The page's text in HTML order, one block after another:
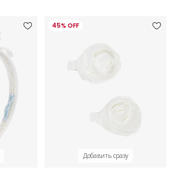
45% OFF
Добавить сразу